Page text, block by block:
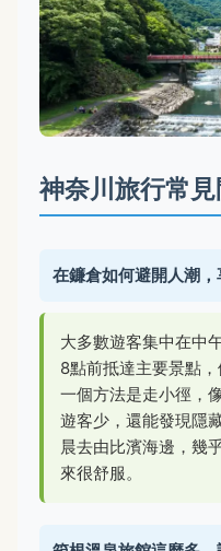
神奈川旅行常
在鐮倉如何避開人潮，
大多數遊客集中在中
8點前抵達主要景點
一個方法是走小徑，
遊客少，還能發現隱
晨去由比濱海邊，幾
來很舒服。